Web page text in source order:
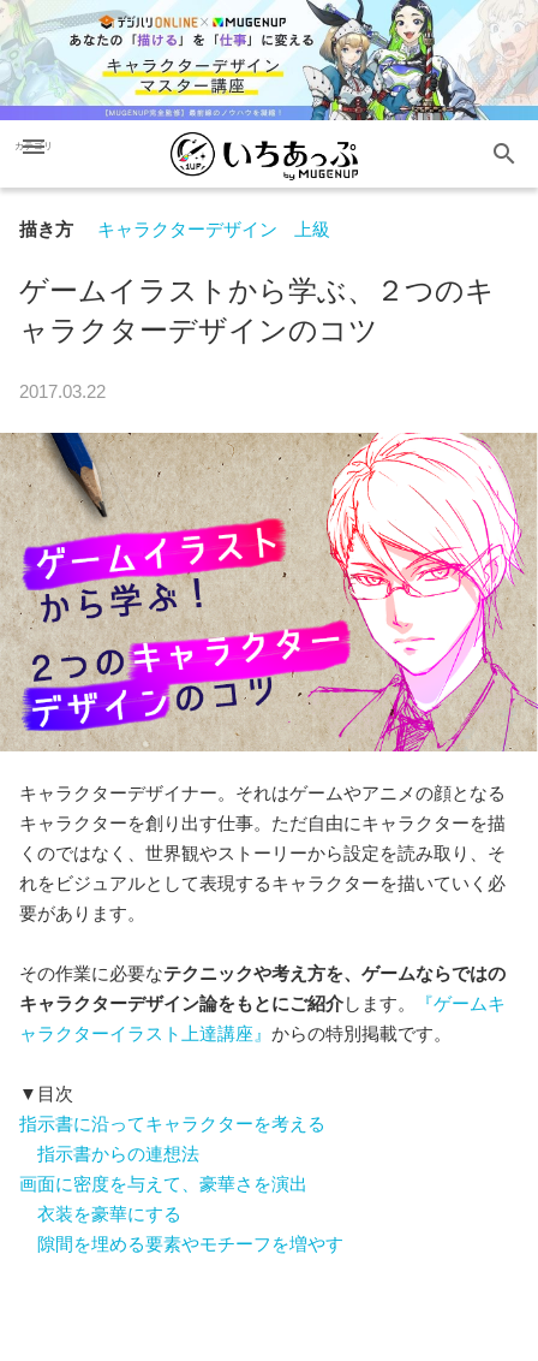
menu
カテゴリ search
描き方 キャラクターデザイン 上級
ゲームイラストから学ぶ、２つのキ
ャラクターデザインのコツ
2017.03.22
キャラクターデザイナー。それはゲームやアニメの顔となる
キャラクターを創り出す仕事。ただ自由にキャラクターを描
くのではなく、世界観やストーリーから設定を読み取り、そ
れをビジュアルとして表現するキャラクターを描いていく必
要があります。
その作業に必要なテクニックや考え方を、ゲームならではの
キャラクターデザイン論をもとにご紹介します。
『ゲームキ
ャラクターイラスト上達講座』 からの特別掲載です。
▼目次
指示書に沿ってキャラクターを考える
指示書からの連想法
画面に密度を与えて、豪華さを演出
衣装を豪華にする
隙間を埋める要素やモチーフを増やす